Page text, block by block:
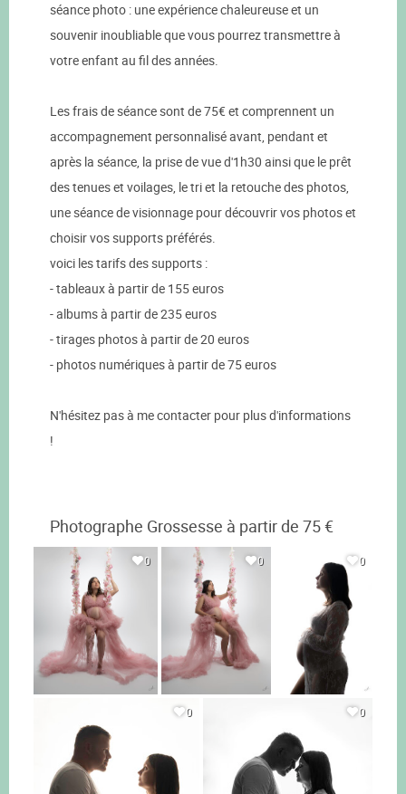
séance photo : une expérience chaleureuse et un
souvenir inoubliable que vous pourrez transmettre à
votre enfant au fil des années.
Les frais de séance sont de 75€ et comprennent un
accompagnement personnalisé avant, pendant et
après la séance, la prise de vue d'1h30 ainsi que le prêt
des tenues et voilages, le tri et la retouche des photos,
une séance de visionnage pour découvrir vos photos et
choisir vos supports préférés.
voici les tarifs des supports :
- tableaux à partir de 155 euros
- albums à partir de 235 euros
- tirages photos à partir de 20 euros
- photos numériques à partir de 75 euros
N'hésitez pas à me contacter pour plus d'informations
!
Photographe Grossesse à partir de 75 €
0 0 0
0 0